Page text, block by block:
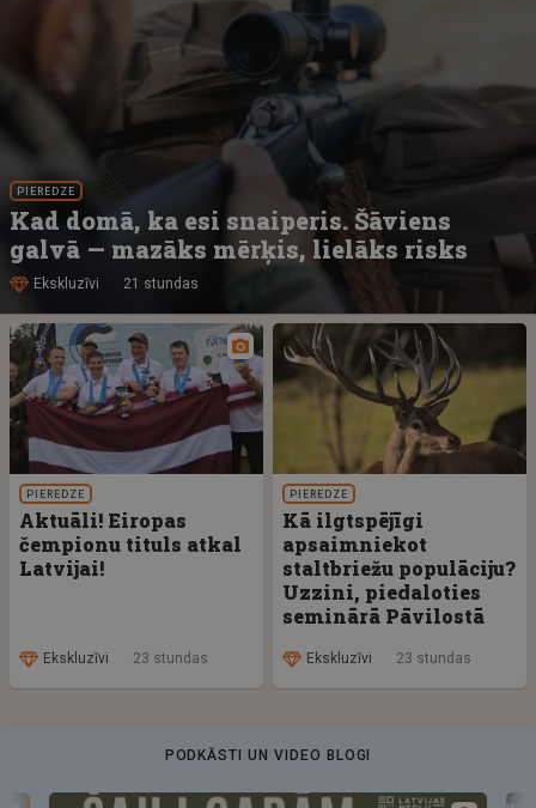
PIEREDZE
Kad domā, ka esi snaiperis. Šāviens
galvā — mazāks mērķis, lielāks risks
Ekskluzīvi 21 stundas
PIEREDZE
Aktuāli! Eiropas
čempionu tituls atkal
Latvijai!
Ekskluzīvi 23 stundas
PIEREDZE
Kā ilgtspējīgi
apsaimniekot
staltbriežu populāciju?
Uzzini, piedaloties
seminārā Pāvilostā
Ekskluzīvi 23 stundas
PODKĀSTI UN VIDEO BLOGI